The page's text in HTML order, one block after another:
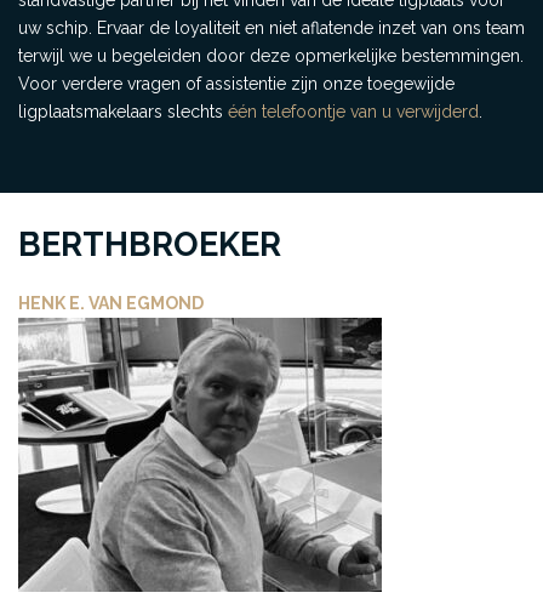
uw schip. Ervaar de loyaliteit en niet aflatende inzet van ons team
terwijl we u begeleiden door deze opmerkelijke bestemmingen.
Voor verdere vragen of assistentie zijn onze toegewijde
ligplaatsmakelaars slechts één telefoontje van u verwijderd
BERTHBROEKER
HENK E. VAN EGMOND